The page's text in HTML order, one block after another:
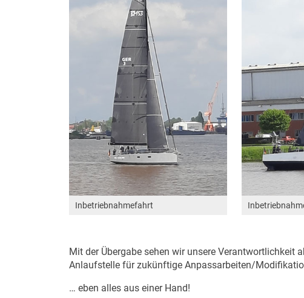
Inbetriebnahmefahrt
Mit der Übergabe sehen wir unsere Verantwortlichkeit
Anlaufstelle für zukünftige Anpassarbeiten/
… eben alles aus einer Hand!